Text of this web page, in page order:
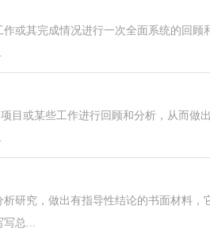
或其完成情况进行一次全面系统的回顾
目或某些工作进行回顾和分析，从而做
研究，做出有指导性结论的书面材料，
写总...